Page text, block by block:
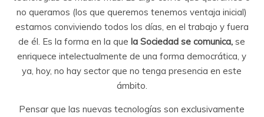
no queramos (los que queremos tenemos ventaja inicial)
estamos conviviendo todos los días, en el trabajo y fuera
de él. Es la forma en la quela Sociedad se comunica, se
enriquece intelectualmente de una forma democrática, y
ya, hoy, no hay sector que no tenga presencia en este
ámbito.
Pensar que las nuevas tecnologías son exclusivamente